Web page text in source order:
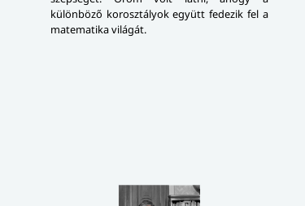
különböző korosztályok együtt fedezik fel a
matematika világát.